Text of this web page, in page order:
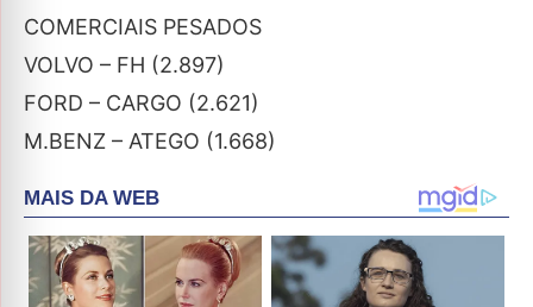
COMERCIAIS PESADOS
VOLVO – FH (2.897)
FORD – CARGO (2.621)
M.BENZ – ATEGO (1.668)